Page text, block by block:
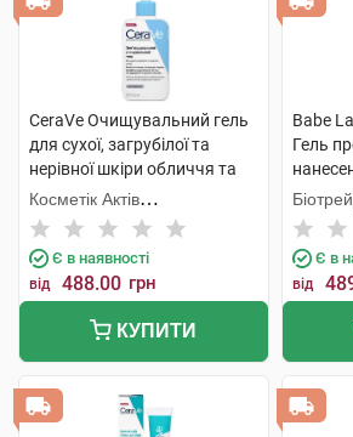
CeraVe Очищувальний гель
для сухої, загрубілої та
нерівної шкіри обличчя та
тіла 236 мл 1 флакон
Косметік Актів
Інтернаціональ
Є в наявності
від 488.00 грн
КУПИТИ
Babe
Гель
Є в
від